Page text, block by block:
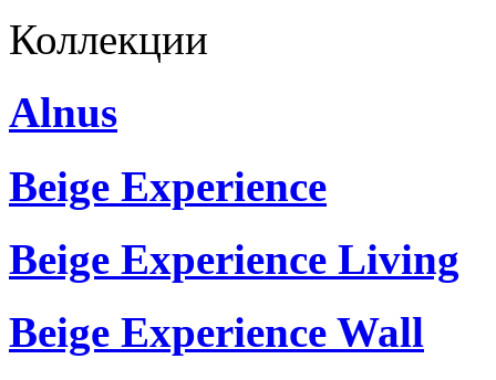
Коллекции
Alnus
Beige Experience
Beige Experience Living
Beige Experience Wall